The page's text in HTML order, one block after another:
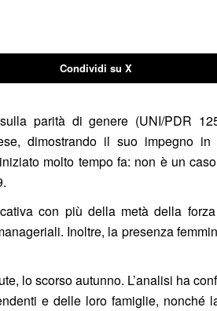
Condividi su X
parità di genere (UNI/PDR
dimostrando il suo impegno in
molto tempo fa: non è un
con più della metà della
Inoltre, la presenza
lo scorso autunno. L’analisi ha
e delle loro famiglie, nonché